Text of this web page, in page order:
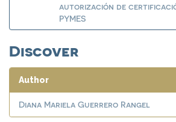
autorización de
PYMES
Discover
Author
Diana Mariela Guerrero Rangel